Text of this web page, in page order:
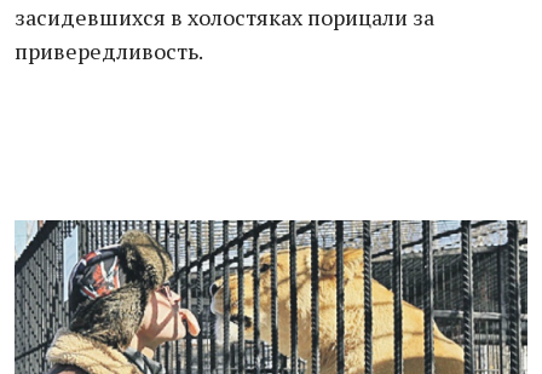
засидевшихся в холостяках порицали за
привередливость.